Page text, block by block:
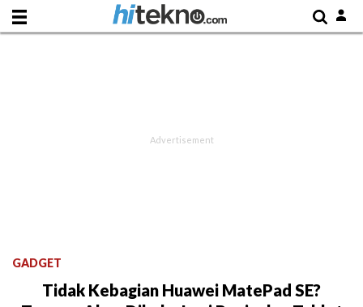
GADGET
Tidak Kebagian Huawei MatePad SE?